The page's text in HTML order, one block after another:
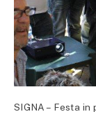
SIGNA – Festa